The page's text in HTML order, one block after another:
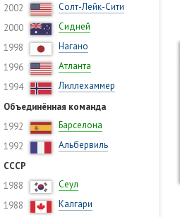
2002
Солт-Лейк-Сити
2000
Сидней
1998
Нагано
1996
Атланта
1994
Лиллехаммер
Объединённая команда
1992
Барселона
1992
Альбервиль
СССР
1988
Сеул
1988
Калгари